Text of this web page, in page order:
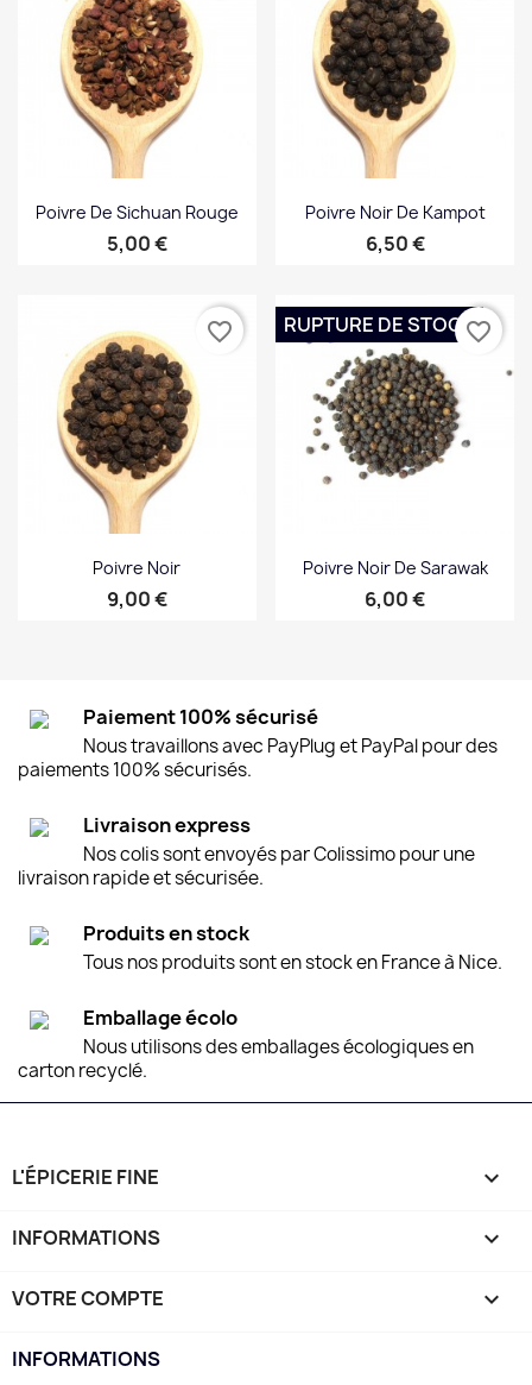
Poivre De Sichuan Rouge
Prix
5,00 €
Poivre Noir De Kampot
Prix
6,50 €
Poivre Noir
Prix
9,00 €
favorite_border
Poivre Noir De Sarawak
Prix
6,00 €
RUPTURE DE STOCKfavorite_border
Paiement 100% sécurisé
Nous travaillons avec PayPlug et PayPal pour des
paiements 100% sécurisés.
Livraison express
Nos colis sont envoyés par Colissimo pour une
livraison rapide et sécurisée.
Produits en stock
Tous nos produits sont en stock en France à Nice.
Emballage écolo
Nous utilisons des emballages écologiques en
carton recyclé.
L'ÉPICERIE FINE 
INFORMATIONS 
VOTRE COMPTE 
INFORMATIONS